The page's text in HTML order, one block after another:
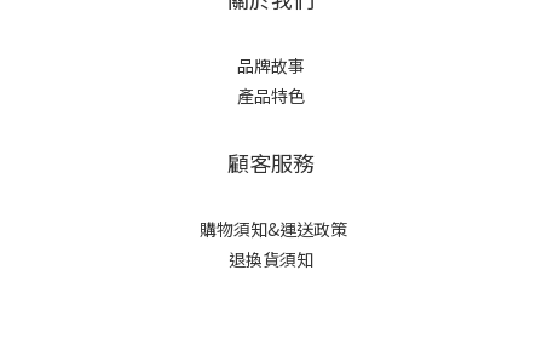
品牌故事
產品特色
顧客服務
購物須知&運送政策
退換貨須知